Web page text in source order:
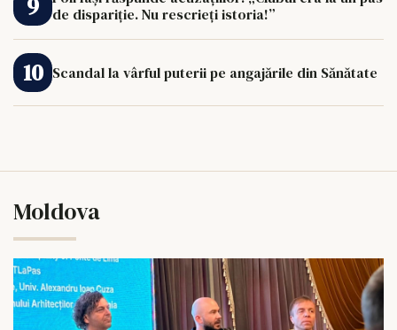
de dispariție. Nu rescrieți istoria!”
Scandal la vârful puterii pe angajările din Sănătate
Moldova